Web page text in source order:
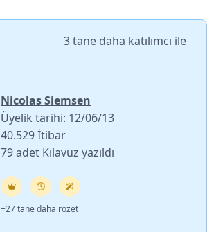
3 tane daha katılımcı ile
Nicolas Siemsen
Üyelik tarihi: 12/06/13
40.529 İtibar
79 adet Kılavuz yazıldı
+27 tane daha rozet